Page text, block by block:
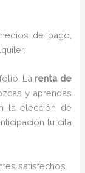
de pago,
Larenta de
y aprendas
la elección de
tu cita
satisfechos.